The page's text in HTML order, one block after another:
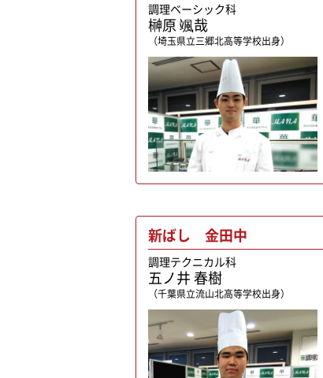
調理ベーシック科
榊原 颯哉
（埼玉県立三郷北高等学校出身）
新ばし 金田中
調理テクニカル科
五ノ井 春樹
（千葉県立流山北高等学校出身）